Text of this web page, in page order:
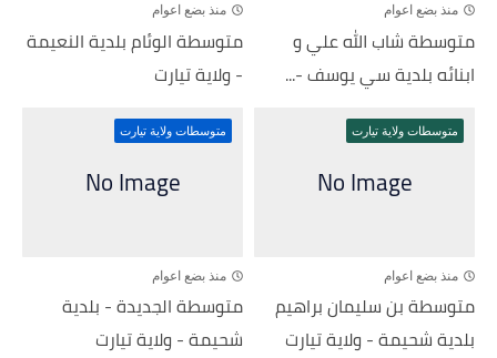
منذ بضع اعوام
متوسطة شاب الله علي و
ابنائه بلدية سي يوسف -...
منذ بضع اعوام
متوسطة الوئام بلدية النعيمة
- ولاية تيارت
متوسطات ولاية تيارت
منذ بضع اعوام
متوسطة بن سليمان براهيم
بلدية شحيمة - ولاية تيارت
متوسطات ولاية تيارت
منذ بضع اعوام
متوسطة الجديدة - بلدية
شحيمة - ولاية تيارت